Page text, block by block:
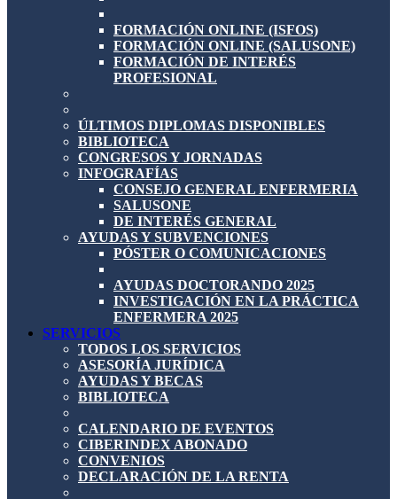
FORMACIÓN ONLINE (ISFOS)
FORMACIÓN ONLINE (SALUSONE)
FORMACIÓN DE INTERÉS
PROFESIONAL
ÚLTIMOS DIPLOMAS DISPONIBLES
BIBLIOTECA
CONGRESOS Y JORNADAS
INFOGRAFÍAS
CONSEJO GENERAL ENFERMERIA
SALUSONE
DE INTERÉS GENERAL
AYUDAS Y SUBVENCIONES
PÓSTER O COMUNICACIONES
AYUDAS DOCTORANDO 2025
INVESTIGACIÓN EN LA PRÁCTICA
ENFERMERA 2025
SERVICIOS
TODOS LOS SERVICIOS
ASESORÍA JURÍDICA
AYUDAS Y BECAS
BIBLIOTECA
CALENDARIO DE EVENTOS
CIBERINDEX ABONADO
CONVENIOS
DECLARACIÓN DE LA RENTA